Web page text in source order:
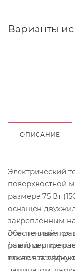
Варианты
ОПИСАНИЕ
Электрический
поверхностной
размере 75 Вт
оснащен
закрепленным
обеспечивает
равномерное
исключая
Этот теплый пол
(клей) для
также в